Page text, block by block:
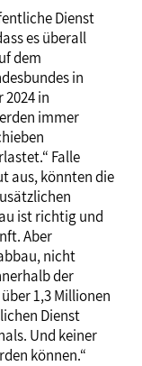
Dienst
es überall
dem
in
2024 in
immer
Falle
aus, könnten die
ist richtig und
Aber
nicht
der
1,3 Millionen
Dienst
Und keiner
können.“